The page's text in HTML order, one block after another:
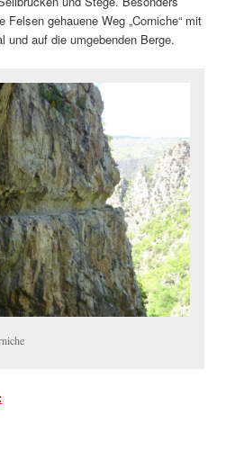
gehauene Weg „Corniche“ mit
und auf die umgebenden Berge.